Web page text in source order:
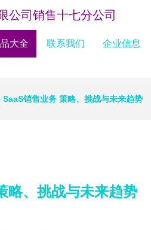
公司销售十七分公司
大全 联系我们 企业信息
SaaS销售业务 策略、挑战与未来趋势
略、挑战与未来趋势